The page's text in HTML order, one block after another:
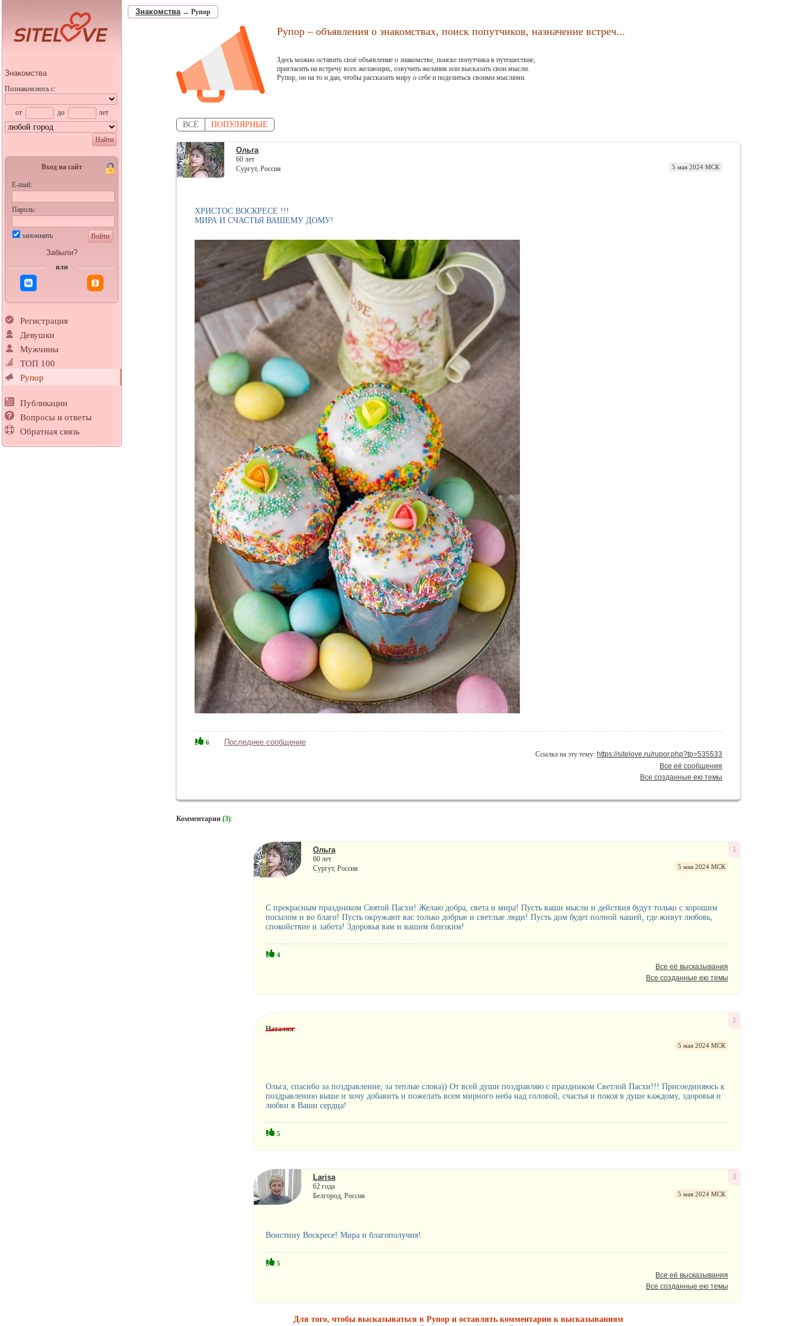
Знакомства
Познакомлюсь с:
от до лет
Найти
Вход на сайт
E-mail:
Пароль:
запомнить Войти
Забыли?
или
Регистрация
Девушки
Мужчины
ТОП 100
Рупор
Публикации
Вопросы и ответы
Обратная связь
Знакомства→ Рупор
Рупор – объявления о знакомствах, поиск попутчиков, назначение встреч...
Здесь можно оставить своё объявление о знакомстве, поиске попутчика в путешествие,
пригласить на встречу всех желающих, озвучить желания или высказать свои мысли.
Рупор, он на то и дан, чтобы рассказать миру о себе и поделиться своими мыслями.
ВСЁ ПОПУЛЯРНЫЕ
Ольга
60 лет
Сургут, Россия
5 мая 2024 МСК
ХРИСТОС ВОСКРЕСЕ !!!
МИРА И СЧАСТЬЯ ВАШЕМУ ДОМУ!
6 Последнее сообщение
Ссылка на эту тему: https://sitelove.ru/rupor.php?tp=535533
Все её сообщения
Все созданные ею темы
Комментарии (3):
1
Ольга
60 лет
Сургут, Россия
5 мая 2024 МСК
С прекрасным праздником Святой Пасхи! Желаю добра, света и мира! Пусть ваши мысли и действия будут только с хорошим
посылом и во благо! Пусть окружают вас только добрые и светлые люди! Пусть дом будет полной чашей, где живут любовь,
спокойствие и забота! Здоровья вам и вашим близким!
4
Все её высказывания
Все созданные ею темы
2
Наталия
5 мая 2024 МСК
Ольга, спасибо за поздравление, за теплые слова)) От всей души поздравляю с праздником Светлой Пасхи!!! Присоединяюсь к
поздравлению выше и хочу добавить и пожелать всем мирного неба над головой, счастья и покоя в душе каждому, здоровья и
любви в Ваши сердца!
5
3
Larisa
62 года
Белгород, Россия
5 мая 2024 МСК
Воистину Воскресе! Мира и благополучия!
5
Все её высказывания
Все созданные ею темы
Для того, чтобы высказываться в Рупор и оставлять комментарии к высказываниям